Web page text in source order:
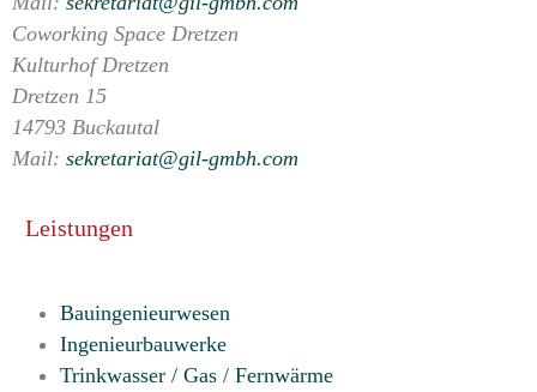
Coworking Space Dretzen
Kulturhof Dretzen
Dretzen 15
14793 Buckautal
Mail: sekretariat@gil-gmbh.com
Leistungen
Bauingenieurwesen
Ingenieurbauwerke
Trinkwasser / Gas / Fernwärme